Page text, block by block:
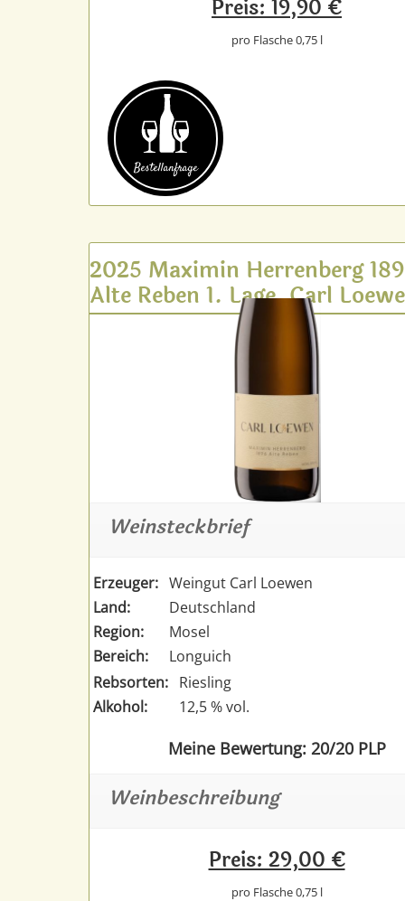
Preis: 19,90 €
pro Flasche 0,75 l
Bestell­anfrage
2025 Maximin Herrenberg
Alte Reben 1. Lage, Carl
Weinsteckbrief
Erzeuger: Weingut Carl Loewen
Land:
Deutschland
Region:
Mosel
Bereich:
Longuich
Rebsorten: Riesling
Alkohol:
12,5 % vol.
Meine Bewertung: 20/20 PLP
Weinbeschreibung
Preis: 29,00 €
pro Flasche 0,75 l